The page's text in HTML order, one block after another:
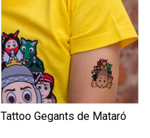
Tattoo Gegants de Mataró